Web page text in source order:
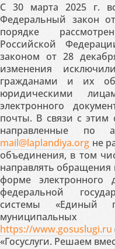
С 30 марта 2025 г.
Федеральный закон
порядке
Российской
законом от 28
изменения
гражданами и их
юридическими
электронного
почты. В связи с этим
направленные по
mail@laplandiya.org не
объединения, в том
направлять
форме электронного
федеральной
системы «Единый
https://www.gosuslugi.ru
«Госуслуги. Решаем